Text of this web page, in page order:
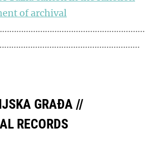
of archival
GRAĐA //
RECORDS